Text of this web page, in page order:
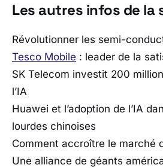
Les autres infos de la
Révolutionner les semi-
Tesco Mobile : leader de la
SK Telecom investit 200
l’IA
Huawei et l’adoption de l’IA
lourdes chinoises
Comment accroître le marché
Une alliance de géants